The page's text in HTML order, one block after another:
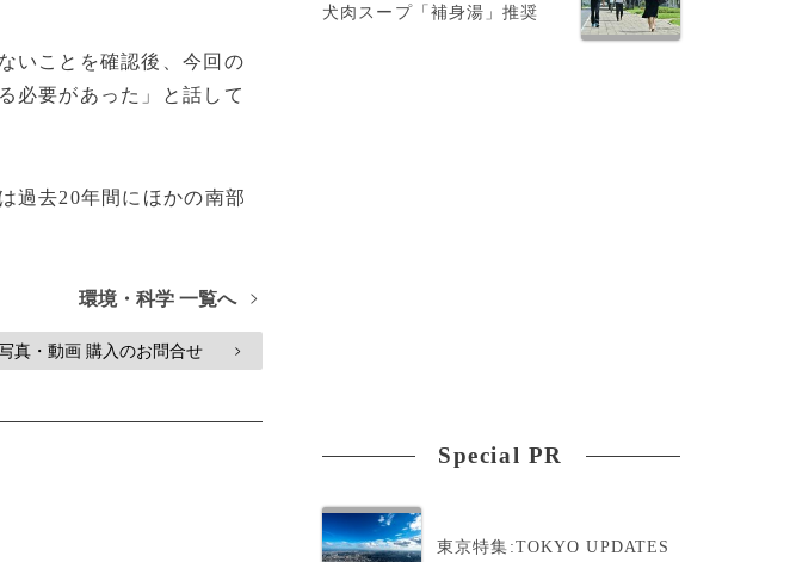
いことを確認後、今回の
必要があった」と話して
過去20年間にほかの南部
環境・科学 一覧へ >
真・動画 購入のお問合せ >
犬肉スープ「補身湯」推奨
Special PR
東京特集:TOKYO UPDATES